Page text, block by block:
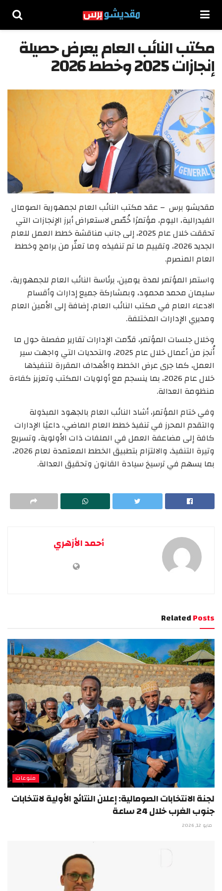
مكتب النائب العام يعرض حصيلة
إنجازات 2025 وخطط 2026
مقديشو برس – عقد مكتب النائب العام لجمهورية الصومال
الفيدرالية، اليوم، مؤتمرًا خُصّص لاستعراض أبرز الإنجازات التي
تحققت خلال عام 2025، إلى جانب مناقشة خطط العمل للعام
الجديد 2026، وتقييم ما تم تنفيذه وما تعثّر من برامج وخطط
العام المنصرم.
واستمر المؤتمر لمدة يومين، برئاسة النائب العام للجمهورية،
سليمان محمد محمود، وبمشاركة جميع إدارات وأقسام
الادعاء العام في مكتب النائب العام، إضافة إلى الأمين العام
ومديري الإدارات المختلفة.
وخلال جلسات المؤتمر، قدّمت الإدارات تقارير مفصلة حول ما
أُنجز من أعمال خلال عام 2025، والتحديات التي واجهت سير
العمل، كما جرى عرض الخطط والأهداف المقررة لتنفيذها
خلال عام 2026، بما ينسجم مع أولويات المكتب وتعزيز كفاءة
منظومة العدالة.
وفي ختام المؤتمر، أشاد النائب العام بالجهود المبذولة
والتقدم المحرز في تنفيذ خطط العام الماضي، داعيًا الإدارات
كافة إلى مضاعفة العمل في الملفات ذات الأولوية، وتسريع
وتيرة التنفيذ، والالتزام بتطبيق الخطط المعتمدة لعام 2026،
بما يسهم في ترسيخ سيادة القانون وتحقيق العدالة.
أحمد الأزهري
RelatedPosts
منوعات
لجنة الانتخابات الصومالية: إعلان النتائج الأولية لانتخابات
جنوب الغرب خلال 24 ساعة
مايو 12, 2026